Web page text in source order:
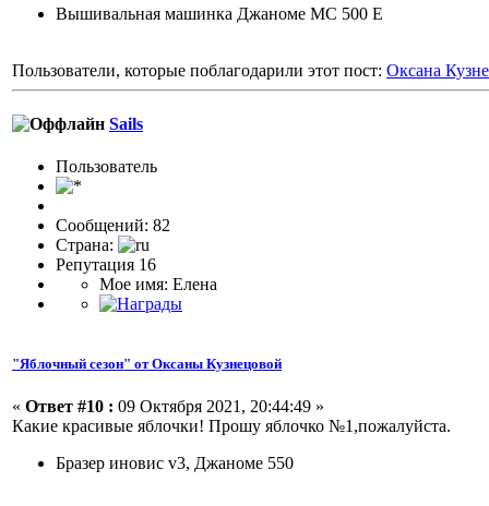
Вышивальная машинка Джаноме МС 500 Е
Пользователи, которые поблагодарили этот пост: Оксана
Sails
Пользовaтeль
Сообщений: 82
Страна:
Репутация 16
Мое имя: Елена
"Яблочный сезон" от Оксаны Кузнецовой
« Ответ #10 : 09 Октября 2021, 20:44:49 »
Какие красивые яблочки! Прошу яблочко №1,пожалуйста.
Бразер иновис v3, Джаноме 550